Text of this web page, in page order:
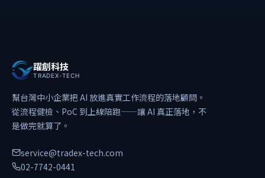
躍創科技
TRADEX-TECH
幫台灣中小企業把 AI 放進真實工作流程的落地顧問。
從流程健檢、PoC 到上線陪跑——讓 AI 真正落地，不
是做完就算了。
service@tradex-tech.com
02-7742-0441